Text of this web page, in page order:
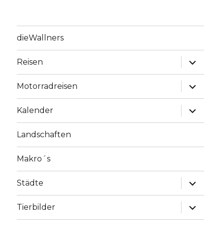
dieWallners
Reisen
Motorradreisen
Kalender
Landschaften
Makro´s
Städte
Tierbilder